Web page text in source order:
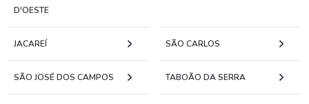
D'OESTE
JACAREÍ SÃO CARLOS
SÃO JOSÉ DOS CAMPOS TABOÃO DA SERRA